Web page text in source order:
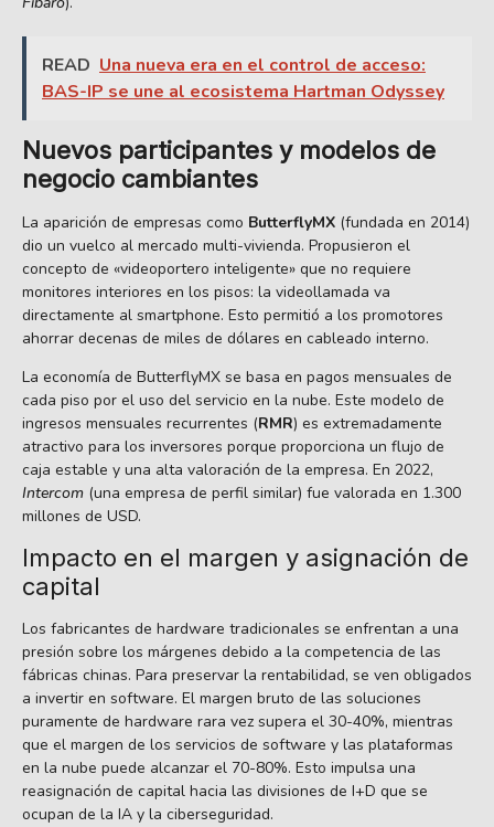
READ Una nueva era en el control de acceso:
BAS-IP se une al ecosistema Hartman Odyssey
Nuevos participantes y modelos de
negocio cambiantes
La aparición de empresas como ButterflyMX (fundada en 2014)
dio un vuelco al mercado multi-vivienda. Propusieron el
concepto de «videoportero inteligente» que no requiere
monitores interiores en los pisos: la videollamada va
directamente al smartphone. Esto permitió a los promotores
ahorrar decenas de miles de dólares en cableado interno.
La economía de ButterflyMX se basa en pagos mensuales de
cada piso por el uso del servicio en la nube. Este modelo de
ingresos mensuales recurrentes (RMR) es extremadamente
atractivo para los inversores porque proporciona un flujo de
caja estable y una alta valoración de la empresa. En 2022,
Intercom (una empresa de perfil similar) fue valorada en 1.300
millones de USD.
Impacto en el margen y asignación de
capital
Los fabricantes de hardware tradicionales se enfrentan a una
presión sobre los márgenes debido a la competencia de las
fábricas chinas. Para preservar la rentabilidad, se ven obligados
a invertir en software. El margen bruto de las soluciones
puramente de hardware rara vez supera el 30-40%, mientras
que el margen de los servicios de software y las plataformas
en la nube puede alcanzar el 70-80%. Esto impulsa una
reasignación de capital hacia las divisiones de I+D que se
ocupan de la IA y la ciberseguridad.